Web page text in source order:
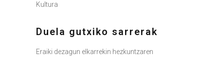
Kultura
Duela gutxiko sarrerak
Eraiki dezagun elkarrekin hezkuntzaren